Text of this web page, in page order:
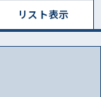
リスト表⽰